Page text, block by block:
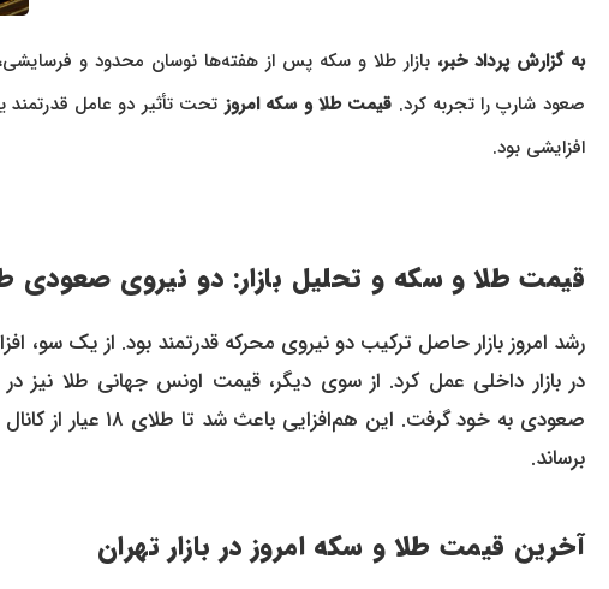
به گزارش پرداد خبر،
صعود شارپ را تجربه کرد. قیمت طلا و سکه امروز تحت تأثیر دو عامل
افزایشی بود.
قیمت طلا و سکه و تحلیل بازار: دو نیروی صعودی
رشد امروز بازار حاصل ترکیب دو نیروی محرکه قدرتمند بود. از یک سو،
صعودی به خود گرفت.
برساند.
آخرین قیمت طلا و سکه امروز در بازار تهران